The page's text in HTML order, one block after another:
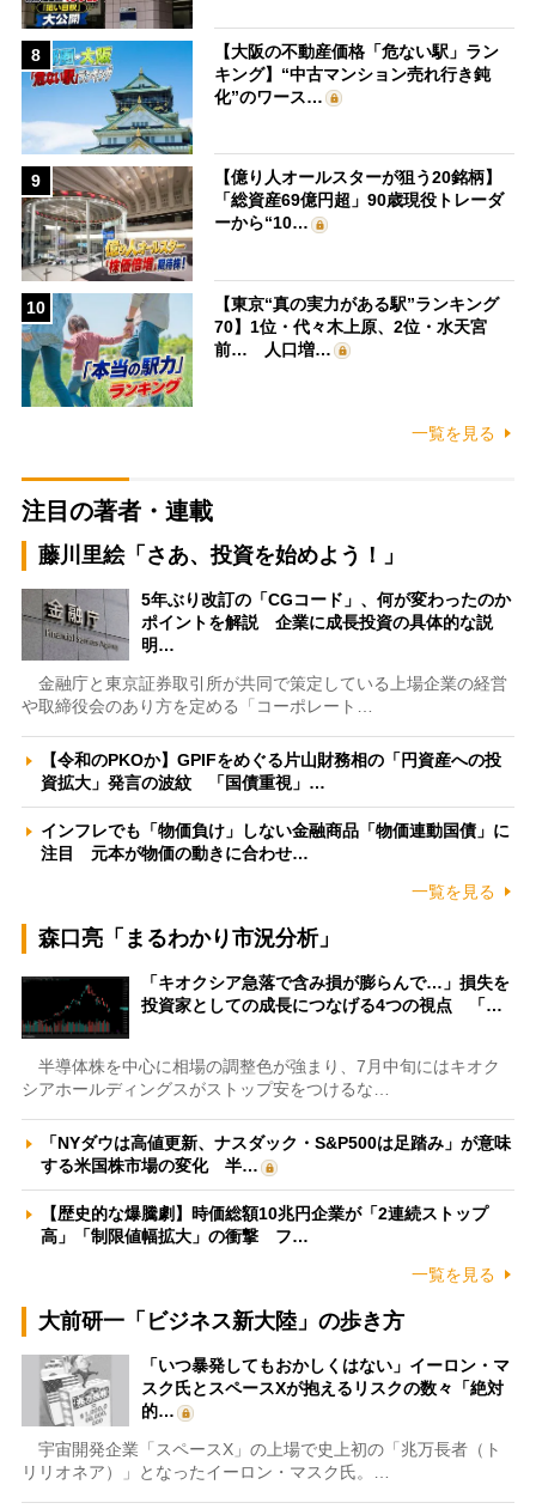
8
【大阪の不動産価格「危ない駅」ラン
キング】“中古マンション売れ行き鈍
化”のワース…
9
【億り人オールスターが狙う20銘柄】
「総資産69億円超」90歳現役トレーダ
ーから“10…
10
【東京“真の実力がある駅”ランキング
70】1位・代々木上原、2位・水天宮
前… 人口増…
一覧を見る
注目の著者・連載
藤川里絵「さあ、投資を始めよう！」
5年ぶり改訂の「CGコード」、何が変わったのか
ポイントを解説 企業に成長投資の具体的な説
明…
金融庁と東京証券取引所が共同で策定している上場企業の経営
や取締役会のあり方を定める「コーポレート…
【令和のPKOか】GPIFをめぐる片山財務相の「円資産への投
資拡大」発言の波紋 「国債重視」…
インフレでも「物価負け」しない金融商品「物価連動国債」に
注目 元本が物価の動きに合わせ…
一覧を見る
森口亮「まるわかり市況分析」
「キオクシア急落で含み損が膨らんで…」損失を
投資家としての成長につなげる4つの視点 「…
半導体株を中心に相場の調整色が強まり、7月中旬にはキオク
シアホールディングスがストップ安をつけるな…
「NYダウは高値更新、ナスダック・S&P500は足踏み」が意味
する米国株市場の変化 半…
【歴史的な爆騰劇】時価総額10兆円企業が「2連続ストップ
高」「制限値幅拡大」の衝撃 フ…
一覧を見る
大前研一「ビジネス新大陸」の歩き方
「いつ暴発してもおかしくはない」イーロン・マ
スク氏とスペースXが抱えるリスクの数々「絶対
的…
宇宙開発企業「スペースX」の上場で史上初の「兆万長者（ト
リリオネア）」となったイーロン・マスク氏。…